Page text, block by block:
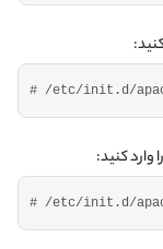
# /etc/init.d/
کنید:
# /etc/init.d/